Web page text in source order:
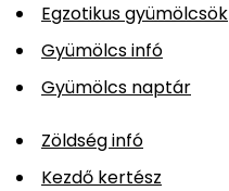
Egzotikus gyümölcsök
Gyümölcs infó
Gyümölcs naptár
Zöldség infó
Kezdő kertész